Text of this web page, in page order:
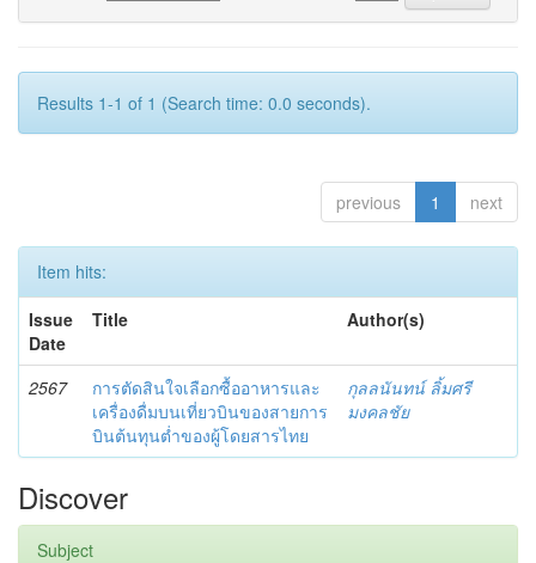
Results 1-1 of 1 (Search time: 0.0 seconds).
previous 1 next
Item hits:
Issue
Date
Title Author(s)
2567
การตัดสินใจเลือกซื้ออาหารและ
เครื่องดื่มบนเที่ยวบินของสายการ
บินต้นทุนต่ำของผู้โดยสารไทย
กุลลนันทน์ ลิ้มศรี
มงคลชัย
Discover
Subject